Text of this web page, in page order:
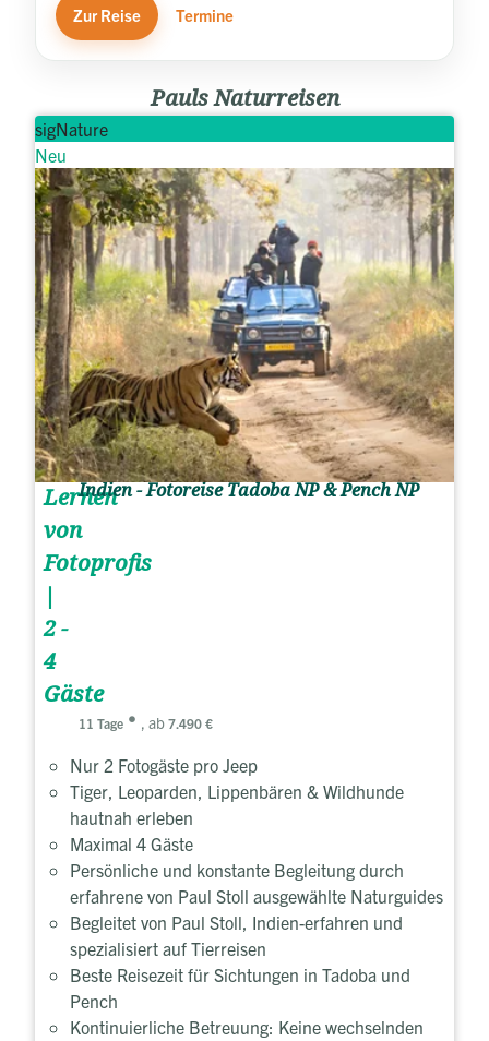
Zur Reise Termine
Pauls Naturreisen
sigNature
Neu
Lernen
von
Fotoprofis
|
2 -
4
Gäste
Indien - Fotoreise Tadoba NP & Pench NP
11 Tage , ab 7.490 €
Nur 2 Fotogäste pro Jeep
Tiger, Leoparden, Lippenbären & Wildhunde
hautnah erleben
Maximal 4 Gäste
Persönliche und konstante Begleitung durch
erfahrene von Paul Stoll ausgewählte Naturguides
Begleitet von Paul Stoll, Indien-erfahren und
spezialisiert auf Tierreisen
Beste Reisezeit für Sichtungen in Tadoba und
Pench
Kontinuierliche Betreuung: Keine wechselnden